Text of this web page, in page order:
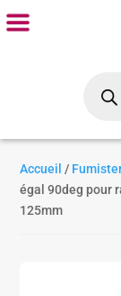
Accueil /
égal 90deg pour
125mm